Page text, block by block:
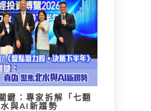
鍵：專家拆解「七翻
與AI新趨勢